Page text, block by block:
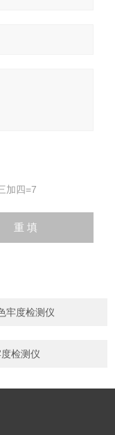
加四=7
牢度检测仪
检测仪